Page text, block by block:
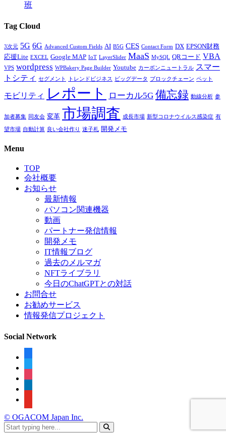
班
Tag Cloud
3次元 5G 6G Advanced Custom Fields AI B5G CES Contact Form DX EPSON財務
応援Lite EXCEL Google MAP IoT LayerSlider MaaS MySQL QRコード VBA
VPS wordpress WPBakery Page Builder Youtube カーボンニュートラル スマー
トシティ
セグメント トレンドビジネス ビッグデータ ブロックチェーン ペット
モビリティ レポート ローカル5G 備忘録 動線分析 参
加者募集 同友会 変革 市場調査 成長市場 新型コロナウイルス感染症 有
望市場 自動計算 良い会社作り 迷子札 開発メモ
Menu
TOP
会社概要
お知らせ
最新情報
パソコン関連機器
動画
パートナー発信情報
開発メモ
IT情報ブログ
過去のメルマガ
NFTライブラリ
今日のChatGPTとの対話
お問合せ
お勧めサービス
情報発信プロジェクト
Social Network
© OGACOM Japan Inc.